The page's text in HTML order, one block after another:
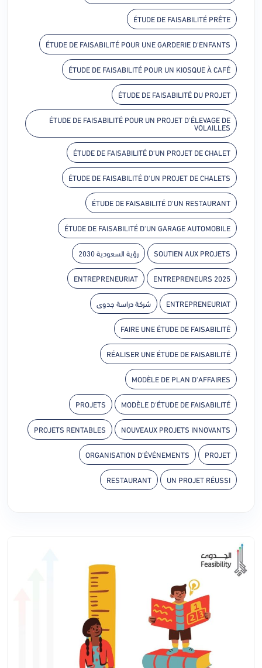
ÉTUDE DE FAISABILITÉ PRÊTE
ÉTUDE DE FAISABILITÉ POUR UNE GARDERIE D'ENFANTS
ÉTUDE DE FAISABILITÉ POUR UN KIOSQUE À CAFÉ
ÉTUDE DE FAISABILITÉ DU PROJET
ÉTUDE DE FAISABILITÉ POUR UN PROJET D'ÉLEVAGE DE
VOLAILLES
ÉTUDE DE FAISABILITÉ D'UN PROJET DE CHALET
ÉTUDE DE FAISABILITÉ D'UN PROJET DE CHALETS
ÉTUDE DE FAISABILITÉ D'UN RESTAURANT
ÉTUDE DE FAISABILITÉ D'UN GARAGE AUTOMOBILE
SOUTIEN AUX PROJETS رؤية السعودية 2030
ENTREPRENEURS 2025
ENTREPRENEURIAT
ENTREPRENEURIAT شركة دراسة جدوى
FAIRE UNE ÉTUDE DE FAISABILITÉ
RÉALISER UNE ÉTUDE DE FAISABILITÉ
MODÈLE DE PLAN D'AFFAIRES
MODÈLE D'ÉTUDE DE FAISABILITÉ
PROJETS
NOUVEAUX PROJETS INNOVANTS
PROJETS RENTABLES
PROJET
ORGANISATION D'ÉVÉNEMENTS
UN PROJET RÉUSSI
RESTAURANT